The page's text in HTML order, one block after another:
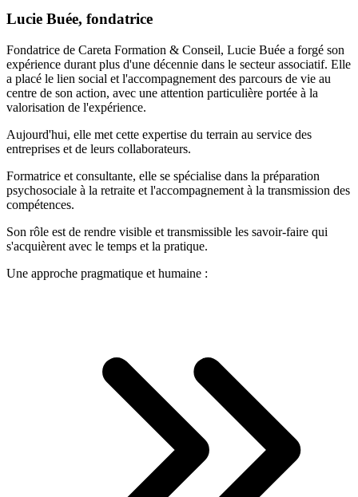
Lucie Buée, fondatrice
Fondatrice de Careta Formation & Conseil, Lucie Buée a forgé son
expérience durant plus d'une décennie dans le secteur associatif. Elle
a placé le lien social et l'accompagnement des parcours de vie au
centre de son action, avec une attention particulière portée à la
valorisation de l'expérience.
Aujourd'hui, elle met cette expertise du terrain au service des
entreprises et de leurs collaborateurs.
Formatrice et consultante, elle se spécialise dans la préparation
psychosociale à la retraite et l'accompagnement à la transmission des
compétences.
Son rôle est de rendre visible et transmissible les savoir-faire qui
s'acquièrent avec le temps et la pratique.
Une approche pragmatique et humaine :